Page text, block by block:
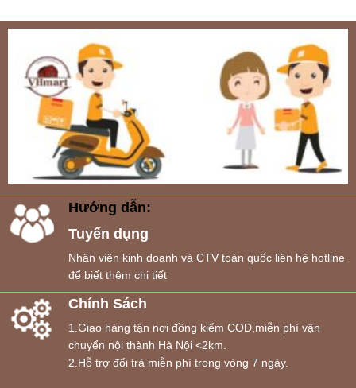
Hướng dẫn:
Tuyển dụng
Nhân viên kinh doanh và CTV toàn quốc liên hệ hotline
để biết thêm chi tiết
Chính Sách
1.Giao hàng tận nơi đồng kiểm COD,miễn phí vận
chuyển nội thành Hà Nội <2km.
2.Hỗ trợ đổi trả miễn phí trong vòng 7 ngày.